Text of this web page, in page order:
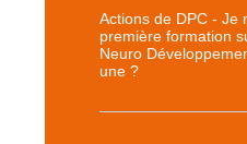
Actions de DPC - Je
première formation
Neuro
une ?